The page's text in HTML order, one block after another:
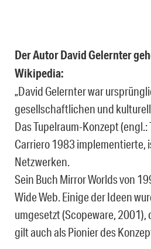
Der Autor David Gelernter
Wikipedia:
„David Gelernter war
gesellschaftlichen und
Das Tupelraum-Konzept
Carriero 1983 implementierte,
Netzwerken.
Sein Buch Mirror Worlds von
Wide Web. Einige der Ideen
umgesetzt (Scopeware,
gilt auch als Pionier des